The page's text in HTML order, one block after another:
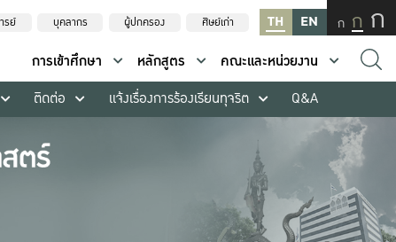
รย์ บุคลากร ผู้ปกครอง ศิษย์เก่า TH EN ก ก ก
การเข้าศึกษา หลักสูตร
คณะและหน่วยงาน
ติดต่อ แจ้งเรื่องการร้องเรียนทุจริต Q&A